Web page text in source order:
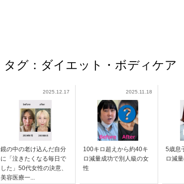
タグ：ダイエット・ボディケア
2025.12.17
鏡の中の老け込んだ自分
に「泣きたくなる毎日で
した」50代女性の決意、
美容医療一...
2025.11.18
100キロ超えから約40キ
ロ減量成功で別人級の女
性
5歳息
ロ減